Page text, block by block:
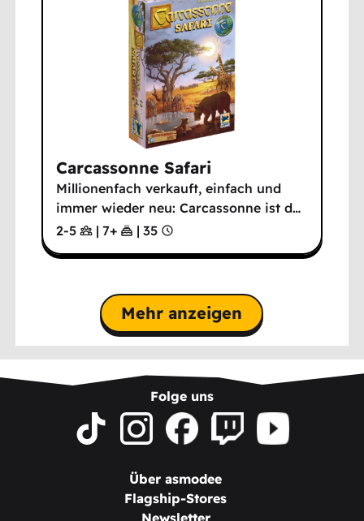
Carcassonne Safari
Millionenfach verkauft, einfach und
immer wieder neu: Carcassonne ist d…
2-5
| 7+ | 35
Mehr anzeigen
Folge uns
Über asmodee
Flagship-Stores